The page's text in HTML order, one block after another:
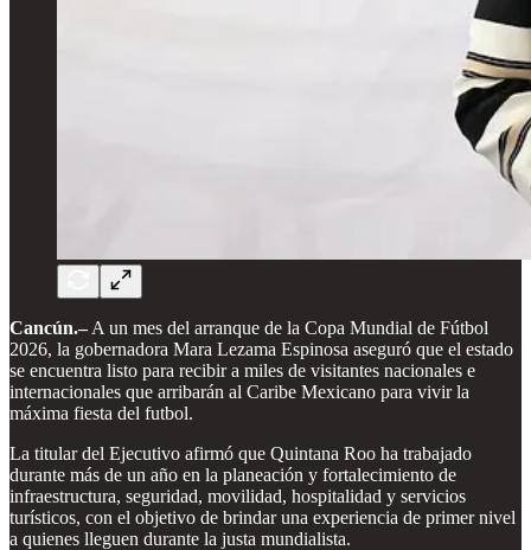
Cancún.–A un mes del arranque de la Copa Mundial de Fútbol
2026, la gobernadora Mara Lezama Espinosa aseguró que el estado
se encuentra listo para recibir a miles de visitantes nacionales e
internacionales que arribarán al Caribe Mexicano para vivir la
máxima fiesta del futbol.
La titular del Ejecutivo afirmó que Quintana Roo ha trabajado
durante más de un año en la planeación y fortalecimiento de
infraestructura, seguridad, movilidad, hospitalidad y servicios
turísticos, con el objetivo de brindar una experiencia de primer nivel
a quienes lleguen durante la justa mundialista.